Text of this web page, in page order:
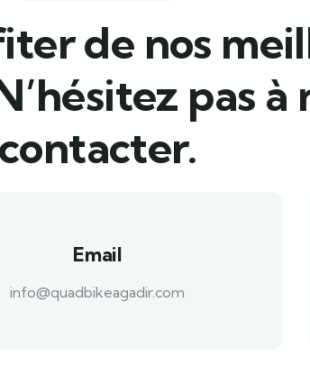
de nos
pas à
contacter.
Email
info@quadbikeagadir.com